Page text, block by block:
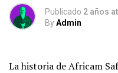
Publicado 2 años
ByAdmin
La historia de Africam